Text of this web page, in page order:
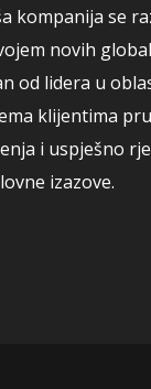
kompanija se
novih
od lidera u
klijentima
i uspješno
izazove.